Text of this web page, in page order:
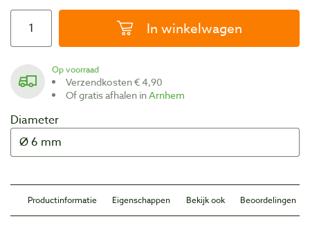
In winkelwagen
Op voorraad
Verzendkosten € 4,90
Of gratis afhalen inArnhem
Diameter
Productinformatie Eigenschappen Bekijk ook Beoordelingen